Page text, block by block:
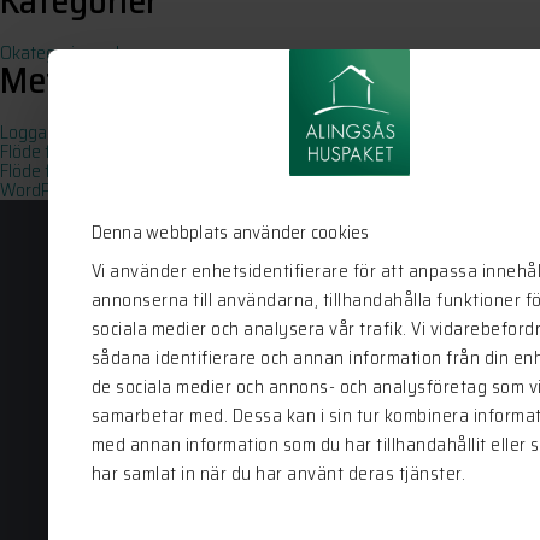
Denna webbplats använder cookies
Vi använder enhetsidentifierare för att anpassa
annonserna till användarna, tillhandahålla funktioner
sociala medier och analysera vår trafik. Vi
sådana identifierare och annan information från din
de sociala medier och annons- och analysföretag som vi
samarbetar med. Dessa kan i sin tur kombinera
med annan information som du har tillhandahållit eller
har samlat in när du har använt deras tjänster.
Okategoriserade
Meta
Logga in
Flöde för inlägg
Flöde för kommentarer
WordPress.org
Alingsås Huspaket
Bergstena Sågen 1
441 92 Alingsås
0322-22 95 50
info@alingsashuspaket.se